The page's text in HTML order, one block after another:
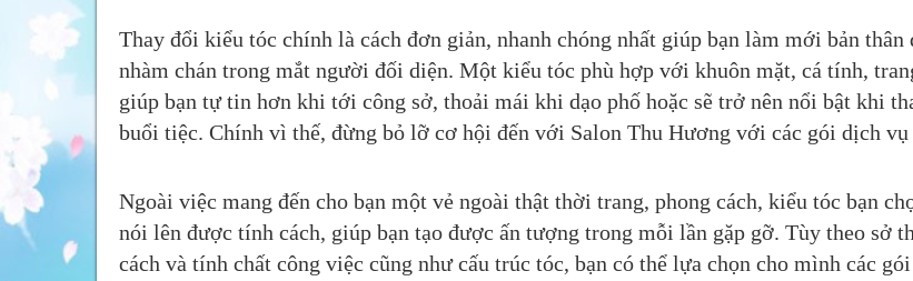
Thay đổi kiểu tóc chính là cách đơn giản, nhanh chóng nhất giúp bạn làm mới bản thân
nhàm chán trong mắt người đối diện. Một kiểu tóc phù hợp với khuôn mặt, cá tính,
giúp bạn tự tin hơn khi tới công sở, thoải mái khi dạo phố hoặc sẽ trở nên nổi bật khi
buổi tiệc. Chính vì thế, đừng bỏ lỡ cơ hội đến với Salon Thu Hương với các gói dịch
Ngoài việc mang đến cho bạn một vẻ ngoài thật thời trang, phong cách, kiểu tóc bạn
nói lên được tính cách, giúp bạn tạo được ấn tượng trong mỗi lần gặp gỡ. Tùy theo sở
cách và tính chất công việc cũng như cấu trúc tóc, bạn có thể lựa chọn cho mình các